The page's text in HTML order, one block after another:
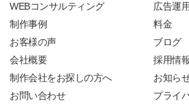
WEBコンサルティング
広告運用
制作事例
料金
お客様の声
ブログ
会社概要
採用情
制作会社をお探しの方へ
お知ら
お問い合わせ
プライ